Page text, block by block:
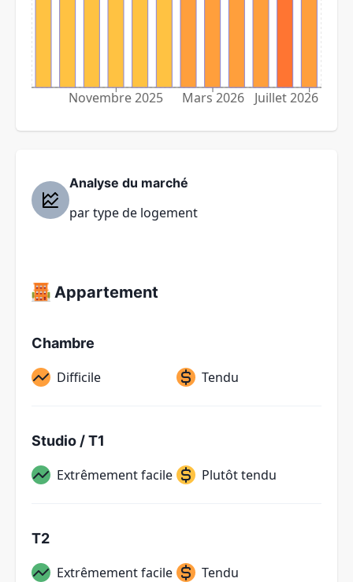
Novembre 2025 Mars 2026 Juillet 2026
Analyse du marché
par type de logement
Appartement
Chambre
Difficile Tendu
Studio / T1
Extrêmement facile Plutôt tendu
T2
Extrêmement facile Tendu